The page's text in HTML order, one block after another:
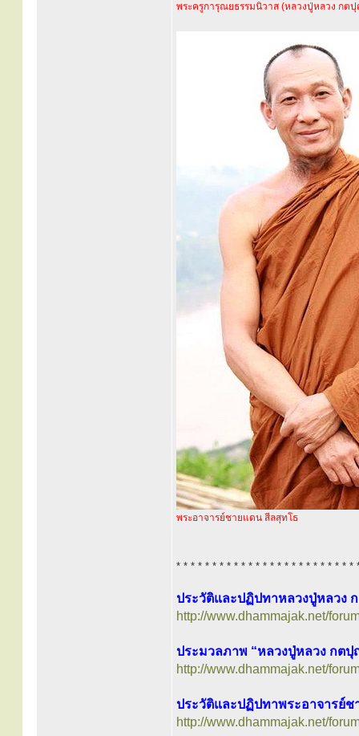
พระครูการุณยธรรมนิวาส (หลวงปู่หลวง กต
พระอาจารย์ชายแดน สีลสุทโธ
* * * * * * * * * * * * * * * * * * * * * * * * *
ประวัติและปฏิปทาหลวงปู่หลวง
http://www.dhammajak.net/
ประมวลภาพ “หลวงปู่หลวง ก
http://www.dhammajak.net/
ประวัติและปฏิปทาพระอาจารย์
http://www.dhammajak.net/